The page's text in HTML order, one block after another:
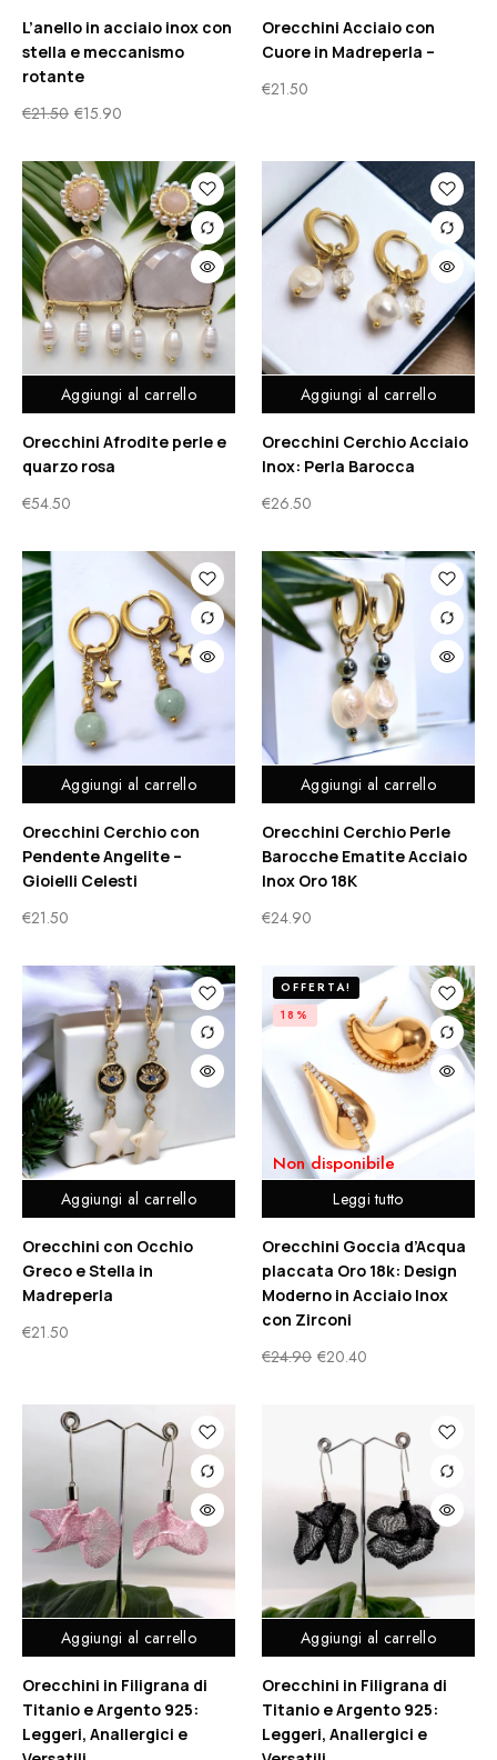
L’anello in acciaio inox con
stella e meccanismo
rotante
€21.50 €15.90
Orecchini Acciaio con
Cuore in Madreperla –
€21.50
Aggiungi al carrello
Orecchini Afrodite perle e
quarzo rosa
€54.50
Aggiungi al carrello
Orecchini Cerchio Acciaio
Inox: Perla Barocca
€26.50
Aggiungi al carrello
Orecchini Cerchio con
Pendente Angelite –
Gioielli Celesti
€21.50
Aggiungi al carrello
Orecchini Cerchio Perle
Barocche Ematite Acciaio
Inox Oro 18K
€24.90
Aggiungi al carrello
Orecchini con Occhio
Greco e Stella in
Madreperla
€21.50
Leggi tutto
Non disponibile
OFFERTA!
18%
Orecchini Goccia d’Acqua
placcata Oro 18k: Design
Moderno in Acciaio Inox
con Zirconi
€24.90 €20.40
Aggiungi al carrello
Orecchini in Filigrana di
Titanio e Argento 925:
Leggeri, Anallergici e
Aggiungi al carrello
Orecchini in Filigrana di
Titanio e Argento 925:
Leggeri, Anallergici e